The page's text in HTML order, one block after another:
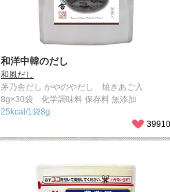
和洋中韓のだし
和風だし
茅乃舎だし かやのやだし 焼きあご入
8g×30袋 化学調味料 保存料 無添加
25kcal/1袋8g
39910